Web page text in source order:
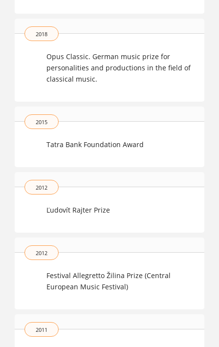
2018
Opus Classic. German music prize for
personalities and productions in the field of
classical music.
2015
Tatra Bank Foundation Award
2012
Ľudovít Rajter Prize
2012
Festival Allegretto Žilina Prize (Central
European Music Festival)
2011